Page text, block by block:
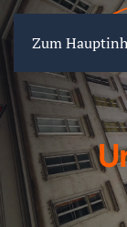
Zum